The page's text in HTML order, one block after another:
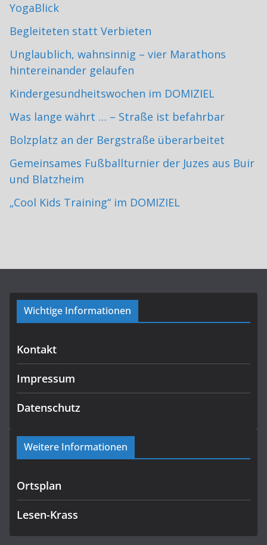
YogaBlick
Begleiteten statt Verbieten
Unglaublich, wahnsinnig – vier Marathons
hintereinander gelaufen
Kindergesundheitswochen im DOMIZIEL
Was lange währt … – Straße ist befahrbar
Bolzplatz an der Bergstraße überarbeitet
Gemeinsames Fußballturnier der Juzes aus Buir
und Blatzheim
„Cool Kids Training“ im DOMIZIEL
Wichtige Informationen
Kontakt
Impressum
Datenschutz
Weitere Informationen
Ortsplan
Lesen-Krass